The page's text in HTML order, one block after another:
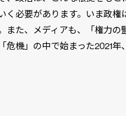
く必要があります。いま政
また、メディアも、「権力
危機」の中で始まった2021